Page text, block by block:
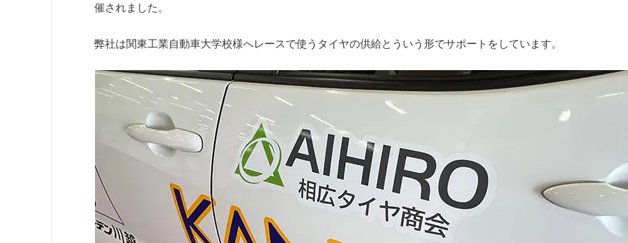
催されました。
弊社は関東工業自動車大学校様へレースで使うタイヤの供給とういう形でサポートをしています。